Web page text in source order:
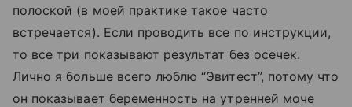
полоской (в моей практике такое часто
встречается). Если проводить все по инструкции,
то все три показывают результат без осечек.
Лично я больше всего люблю “Эвитест”, потому что
он показывает беременность на утренней моче